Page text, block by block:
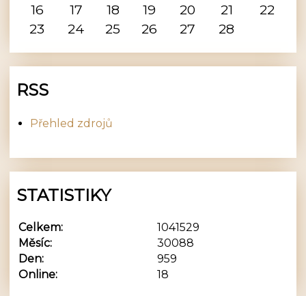
16
17 18 19 20 21
22
23
24 25 26 27 28
RSS
Přehled zdrojů
STATISTIKY
Online: 18
Celkem:
1041529
Měsíc:
30088
Den:
959